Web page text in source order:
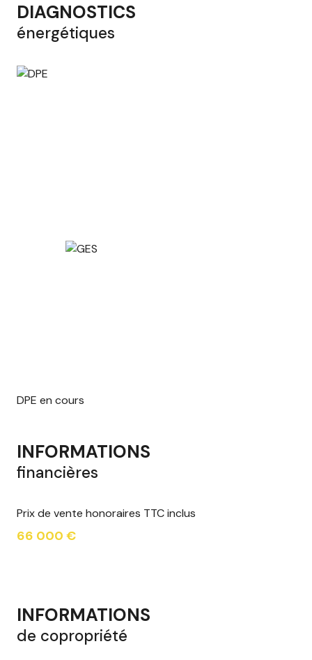
DIAGNOSTICS
énergétiques
DPE en cours
INFORMATIONS
financières
Prix de vente honoraires TTC inclus
66 000 €
INFORMATIONS
de copropriété